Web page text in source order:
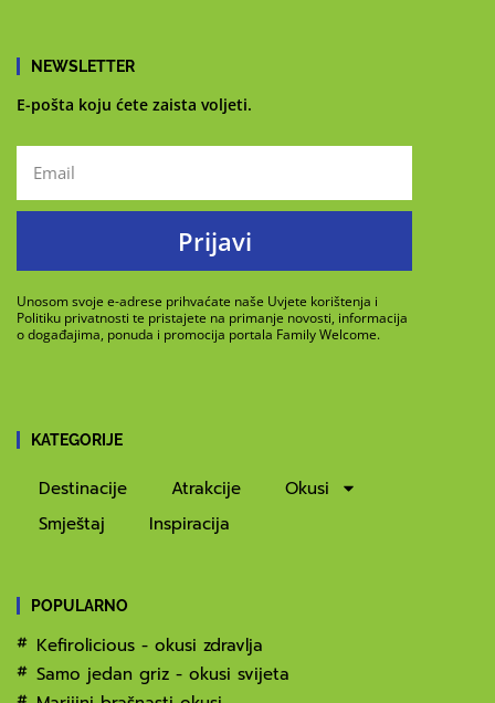
NEWSLETTER
E-pošta koju ćete zaista voljeti.
Prijavi
Unosom svoje e-adrese prihvaćate naše Uvjete korištenja i
Politiku privatnosti te pristajete na primanje novosti, informacija
o događajima, ponuda i promocija portala Family Welcome.
KATEGORIJE
Destinacije Atrakcije
Okusi
Smještaj
Inspiracija
POPULARNO
Kefirolicious - okusi zdravlja
Samo jedan griz - okusi svijeta